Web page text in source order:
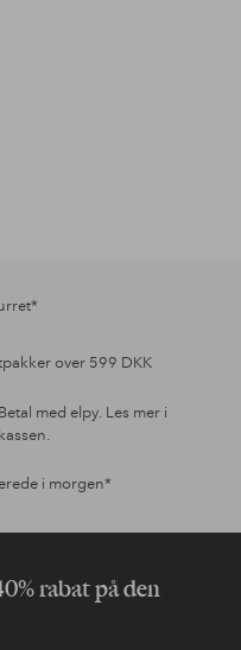
over 599 DKK
Betal med elpy. Les mer i
kassen.
i morgen*
rabat på den